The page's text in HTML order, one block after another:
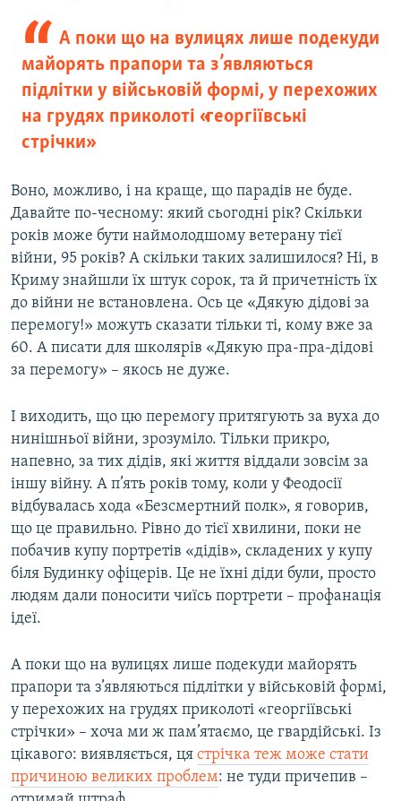
А поки що на вулицях лише подекуди
майорять прапори та з’являються
підлітки у військовій формі, у перехожих
на грудях приколоті «георгіївські
стрічки»
Воно, можливо, і на краще, що парадів не буде.
Давайте по-чесному: який сьогодні рік? Скільки
років може бути наймолодшому ветерану тієї
війни, 95 років? А скільки таких залишилося? Ні, в
Криму знайшли їх штук сорок, та й причетність їх
до війни не встановлена. Ось це «Дякую дідові за
перемогу!» можуть сказати тільки ті, кому вже за
60. А писати для школярів «Дякую пра-пра-дідові
за перемогу» – якось не дуже.
І виходить, що цю перемогу притягують за вуха до
нинішньої війни, зрозуміло. Тільки прикро,
напевно, за тих дідів, які життя віддали зовсім за
іншу війну. А п’ять років тому, коли у Феодосії
відбувалась хода «Безсмертний полк», я говорив,
що це правильно. Рівно до тієї хвилини, поки не
побачив купу портретів «дідів», складених у купу
біля Будинку офіцерів. Це не їхні діди були, просто
людям дали поносити чиїсь портрети – профанація
ідеї.
А поки що на вулицях лише подекуди майорять
прапори та з’являються підлітки у військовій формі,
у перехожих на грудях приколоті «георгіївські
стрічки» – хоча ми ж пам’ятаємо, це гвардійські. Із
цікавого: виявляється, ця стрічка теж може стати
причиною великих проблем: не туди причепив –